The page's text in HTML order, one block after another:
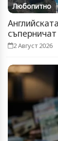
Любопитно
2 Август 2026